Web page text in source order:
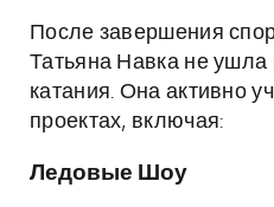
После завершения
Татьяна Навка не ушла
катания. Она активно
проектах, включая:
Ледовые Шоу